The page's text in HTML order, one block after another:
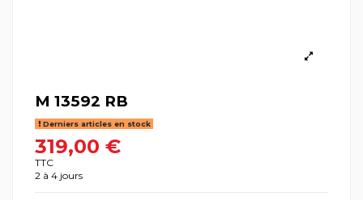
M 13592 RB
Derniers articles en stock
319,00 €
TTC
2 à 4 jours